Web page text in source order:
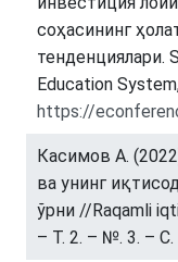
соҳасининг
тенденциялари.
Education
https://
Касимов А.
ва унинг
ўрни //Raqamli
– Т. 2. – №. 3. – С.